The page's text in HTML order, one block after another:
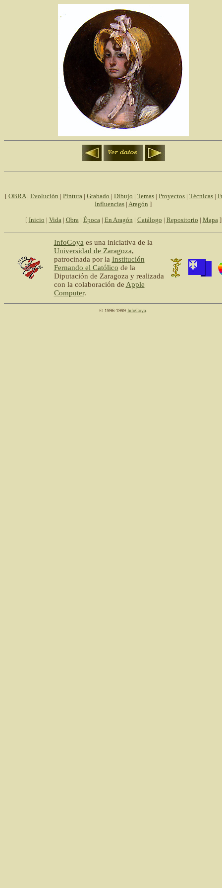
[ OBRA| Evolución | Pintura | Grabado | Dibujo | Temas | Proyectos | Técnicas |
Influencias | Aragón ]
[ Inicio | Vida| Obra| Época| En Aragón | Catálogo | Repositorio | Mapa]
InfoGoya es una iniciativa de la
Universidad de Zaragoza,
patrocinada por la Institución
Fernando el Católico de la
Diputación de Zaragoza y realizada
con la colaboración de Apple
Computer.
© 1996-1999 InfoGoya